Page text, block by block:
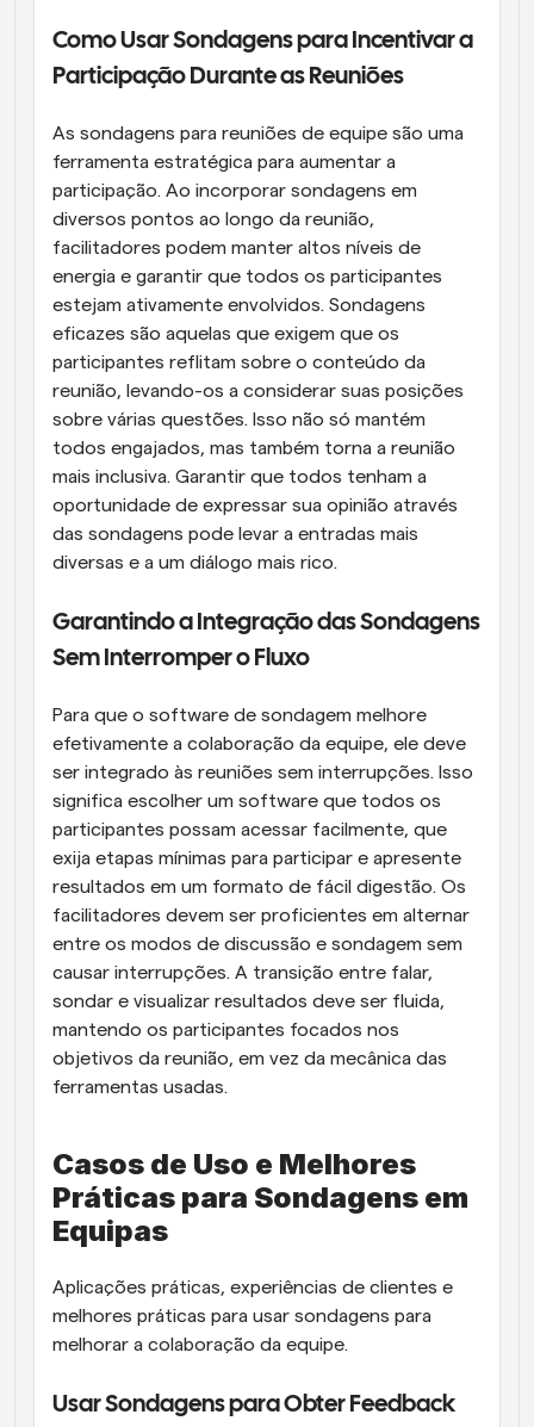
Como Usar Sondagens para Incentivar a
Participação Durante as Reuniões
As sondagens para reuniões de equipe são uma
ferramenta estratégica para aumentar a
participação. Ao incorporar sondagens em
diversos pontos ao longo da reunião,
facilitadores podem manter altos níveis de
energia e garantir que todos os participantes
estejam ativamente envolvidos. Sondagens
eficazes são aquelas que exigem que os
participantes reflitam sobre o conteúdo da
reunião, levando-os a considerar suas posições
sobre várias questões. Isso não só mantém
todos engajados, mas também torna a reunião
mais inclusiva. Garantir que todos tenham a
oportunidade de expressar sua opinião através
das sondagens pode levar a entradas mais
diversas e a um diálogo mais rico.
Garantindo a Integração das Sondagens
Sem Interromper o Fluxo
Para que o software de sondagem melhore
efetivamente a colaboração da equipe, ele deve
ser integrado às reuniões sem interrupções. Isso
significa escolher um software que todos os
participantes possam acessar facilmente, que
exija etapas mínimas para participar e apresente
resultados em um formato de fácil digestão. Os
facilitadores devem ser proficientes em alternar
entre os modos de discussão e sondagem sem
causar interrupções. A transição entre falar,
sondar e visualizar resultados deve ser fluida,
mantendo os participantes focados nos
objetivos da reunião, em vez da mecânica das
ferramentas usadas.
Casos de Uso e Melhores
Práticas para Sondagens em
Equipas
Aplicações práticas, experiências de clientes e
melhores práticas para usar sondagens para
melhorar a colaboração da equipe.
Usar Sondagens para Obter Feedback